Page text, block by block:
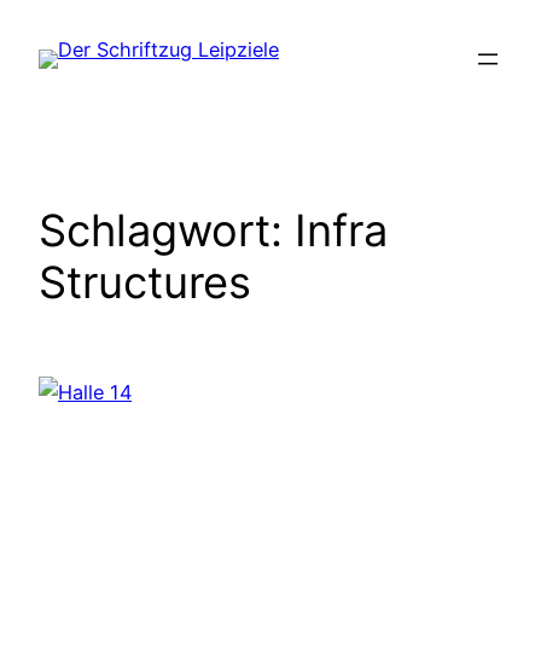
Inhalt
Schlagwort: Infra
Structures